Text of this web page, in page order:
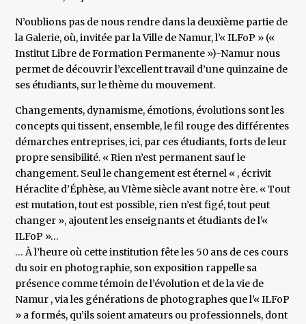
N’oublions pas de nous rendre dans la deuxième partie de
la Galerie, où, invitée par la Ville de Namur, l’« ILFoP » («
Institut Libre de Formation Permanente »)-Namur nous
permet de découvrir l’excellent travail d’une quinzaine de
ses étudiants, sur le thème du mouvement.
Changements, dynamisme, émotions, évolutions sont les
concepts qui tissent, ensemble, le fil rouge des différentes
démarches entreprises, ici, par ces étudiants, forts de leur
propre sensibilité. « Rien n’est permanent sauf le
changement. Seul le changement est éternel « , écrivit
Héraclite d’Éphèse, au VIème siècle avant notre ère. « Tout
est mutation, tout est possible, rien n’est figé, tout peut
changer », ajoutent les enseignants et étudiants de l’«
ILFoP »…
… À l’heure où cette institution fête les 50 ans de ces cours
du soir en photographie, son exposition rappelle sa
présence comme témoin de l’évolution et de la vie de
Namur , via les générations de photographes que l’« ILFoP
» a formés, qu’ils soient amateurs ou professionnels, dont